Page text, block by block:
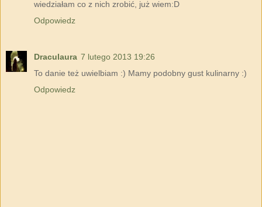
wiedziałam co z nich zrobić, już wiem:D
Odpowiedz
Draculaura 7 lutego 2013 19:26
To danie też uwielbiam :) Mamy podobny gust kulinarny :)
Odpowiedz